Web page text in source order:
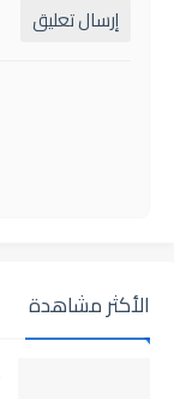
إرسال تعليق
الأكثر مشاهدة